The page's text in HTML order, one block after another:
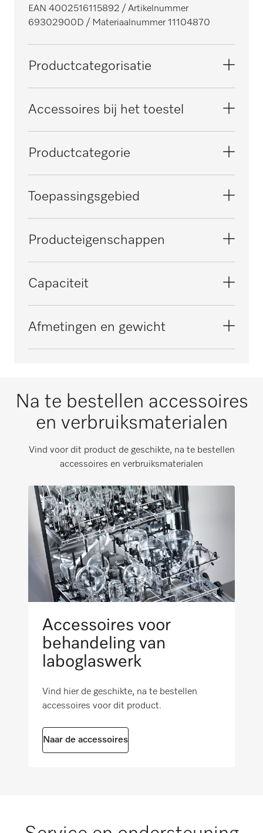
EAN 4002516115892 / Artikelnummer
69302900D / Materiaalnummer 11104870
Productcategorisatie
voor laboratoria
Accessoires bij het toestel
Productcategorie
Toepassingsgebied
Producteigenschappen
Roestvrij staal
Kunststof
Kleur
Capaciteit
12
Erlenmeyers [aantal]
12
Rondkolven [aantal]
Afmetingen en gewicht
Buitenmaat, nettobreedte in mm
535
Buitenmaat, nettodiepte in mm
Buitenmaat, brutohoogte in mm
355
Buitenmaat, brutobreedte in mm i
565
Buitenmaat, brutodiepte in mm i
615
Nettogewicht in kg
4,74
Brutogewicht in kg i
Na te bestellen accessoires
en verbruiksmaterialen
Vind voor dit product de geschikte, na te bestellen
accessoires en verbruiksmaterialen
Accessoires voor
behandeling van
laboglaswerk
Vind hier de geschikte, na te bestellen
accessoires voor dit product.
Naar de accessoires